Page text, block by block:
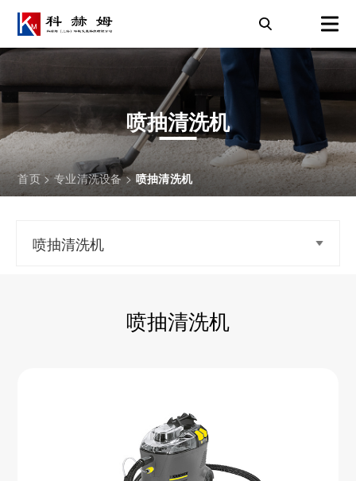
喷抽清洗机
首页>专业清洗设备>喷抽清洗机
喷抽清洗机
喷抽清洗机